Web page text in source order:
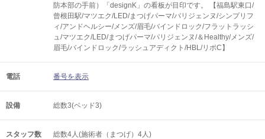
防本部の手前）「designK」の看板が目印です。 【福島駅東口/
曾根田駅/マツエク/LED/まつげパーマ/パリジェンヌ/シンプリフ
ィ/アンドヘルシー/メンズ/眉毛/バインドロック/フラットラッシ
ュ/マツエク/LED/まつげパーマ/パリジェンヌ/＆Healthy/メンズ/
眉毛/バインドロック/ラッシュアディクト/HBL/リポC】
電話 番号を表示
設備 総数3(ベッド3)
スタッフ数 総数4人(施術者（まつげ）4人)